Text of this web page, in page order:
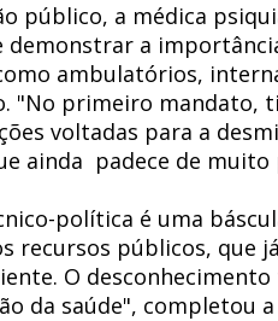
público, a médica
demonstrar a
ambulatórios,
"No primeiro mandato,
voltadas para a
ainda  padece de
política é uma
recursos públicos, que
O
da saúde", completou a